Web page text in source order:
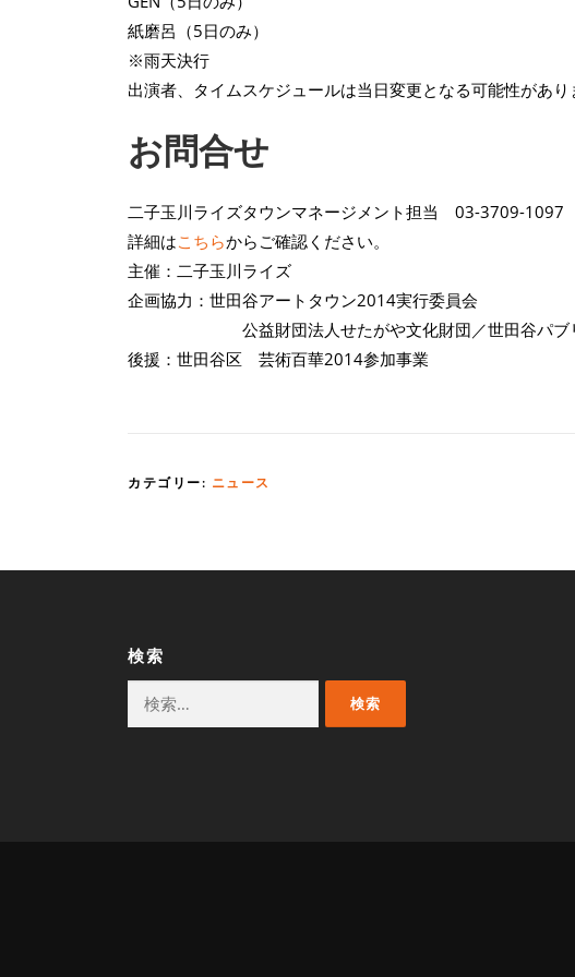
紙磨呂（5日のみ）
※雨天決行
出演者、タイムスケジュールは当日変更となる可能性があり
お問合せ
二子玉川ライズタウンマネージメント担当 03-3709-1097
詳細はこちらからご確認ください。
主催：二子玉川ライズ
企画協力：世田谷アートタウン2014実行委員会
公益財団法人せたがや文化財団／世田谷パブリ
後援：世田谷区 芸術百華2014参加事業
カテゴリー: ニュース
検索